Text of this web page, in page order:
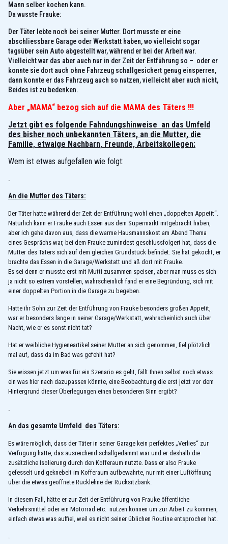
Mann selber kochen kann.
Da wusste Frauke:
Der Täter lebte noch bei seiner Mutter. Dort musste er eine
abschliessbare Garage oder Werkstatt haben, wo vielleicht sogar
tagsüber sein Auto abgestellt war, während er bei der Arbeit war.
Vielleicht war das aber auch nur in der Zeit der Entführung so – oder er
konnte sie dort auch ohne Fahrzeug schallgesichert genug einsperren,
dann konnte er das Fahrzeug auch so nutzen, vielleicht aber auch nicht,
Beides ist zu bedenken.
Aber „MAMA“ bezog sich auf die MAMA des Täters !!!
Jetzt gibt es folgende Fahndungshinweise an das Umfeld
des bisher noch unbekannten Täters, an die Mutter, die
Familie, etwaige Nachbarn, Freunde, Arbeitskollegen:
Wem ist etwas aufgefallen wie folgt:
.
An die Mutter des Täters:
Der Täter hatte während der Zeit der Entführung wohl einen „doppelten Appetit“.
Natürlich kann er Frauke auch Essen aus dem Supermarkt mitgebracht haben,
aber ich gehe davon aus, dass die warme Hausmannskost am Abend Thema
eines Gesprächs war, bei dem Frauke zumindest geschlussfolgert hat, dass die
Mutter des Täters sich auf dem gleichen Grundstück befindet. Sie hat gekocht, er
brachte das Essen in die Garage/Werkstatt und aß dort mit Frauke.
Es sei denn er musste erst mit Mutti zusammen speisen, aber man muss es sich
ja nicht so extrem vorstellen, wahrscheinlich fand er eine Begründung, sich mit
einer doppelten Portion in die Garage zu begeben.
Hatte ihr Sohn zur Zeit der Entführung von Frauke besonders großen Appetit,
war er besonders lange in seiner Garage/Werkstatt, wahrscheinlich auch über
Nacht, wie er es sonst nicht tat?
Hat er weibliche Hygieneartikel seiner Mutter an sich genommen, fiel plötzlich
mal auf, dass da im Bad was gefehlt hat?
Sie wissen jetzt um was für ein Szenario es geht, fällt Ihnen selbst noch etwas
ein was hier nach dazupassen könnte, eine Beobachtung die erst jetzt vor dem
Hintergrund dieser Überlegungen einen besonderen Sinn ergibt?
.
An das gesamte Umfeld des Täters:
Es wäre möglich, dass der Täter in seiner Garage kein perfektes „Verlies“ zur
Verfügung hatte, das ausreichend schallgedämmt war und er deshalb die
zusätzliche Isolierung durch den Kofferaum nutzte. Dass er also Frauke
gefesselt und geknebelt im Kofferaum aufbewahrte, nur mit einer Luftöffnung
über die etwas geöffnete Rücklehne der Rücksitzbank.
In diesem Fall, hätte er zur Zeit der Entführung von Frauke öffentliche
Verkehrsmittel oder ein Motorrad etc. nutzen können um zur Arbeit zu kommen,
einfach etwas was auffiel, weil es nicht seiner üblichen Routine entsprochen hat.
.